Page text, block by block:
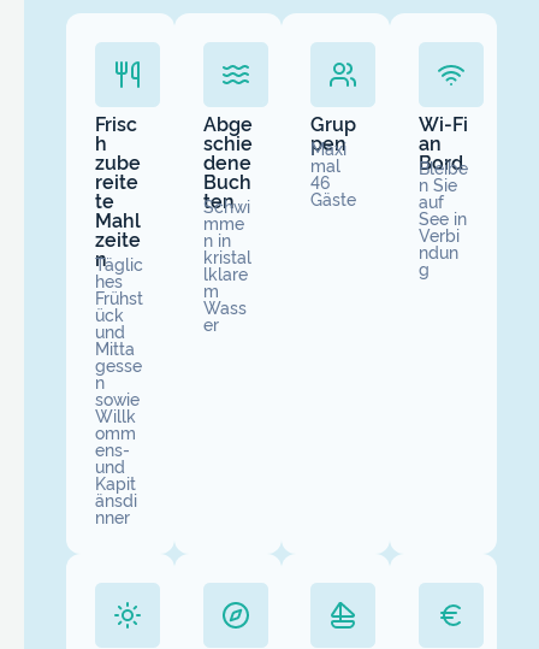
Frisc
h
zube
reite
te
Mahl
zeite
n
Täglic
hes
Frühst
ück
und
Mitta
gesse
n
sowie
Willk
omm
ens-
und
Kapit
änsdi
nner
Abge
schie
dene
Buch
ten
Schwi
mme
n in
kristal
lklare
m
Wass
er
Grup
pen
Maxi
mal
46
Gäste
Wi-Fi
an
Bord
Bleibe
n Sie
auf
See in
Verbi
ndun
g